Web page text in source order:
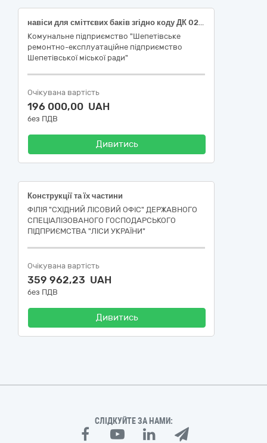
навіси для сміттєвих баків згідно коду ДК 021:2015 – 44210000-5 Конструкції та їх частини, 44211000-2 Збірні споруди
Комунальне підприємство "Шепетівське
ремонтно-експлуатаційне підприємство
Шепетівської міської ради"
Очікувана вартість
196 000,00 UAH
без ПДВ
Дивитись
Конструкції та їх частини
ФІЛІЯ "СХІДНИЙ ЛІСОВИЙ ОФІС" ДЕРЖАВНОГО
СПЕЦІАЛІЗОВАНОГО ГОСПОДАРСЬКОГО
ПІДПРИЄМСТВА "ЛІСИ УКРАЇНИ"
Очікувана вартість
359 962,23 UAH
без ПДВ
Дивитись
СЛІДКУЙТЕ ЗА НАМИ: